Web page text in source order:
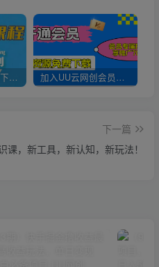
全网VIP课程 无损下载~ 加入UU云网创会员，全站资源免费学习。
下一篇
课，新工具，新认知，新玩法！